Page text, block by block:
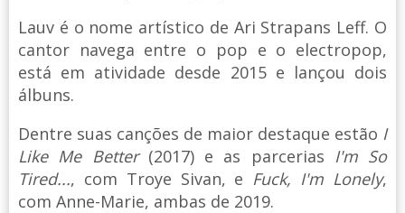
Lauv é o nome artístico de Ari Strapans Leff. O
cantor navega entre o pop e o electropop,
está em atividade desde 2015 e lançou dois
álbuns.
Dentre suas canções de maior destaque estão I
Like Me Better(2017) e as parcerias I'm So
Tired..., com Troye Sivan, e Fuck, I'm Lonely,
com Anne-Marie, ambas de 2019.